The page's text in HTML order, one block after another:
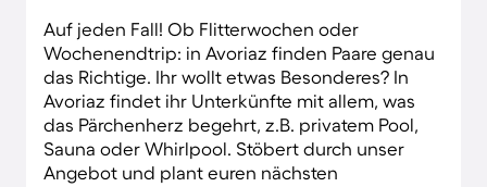
Auf jeden Fall! Ob Flitterwochen oder
Wochenendtrip: in Avoriaz finden Paare genau
das Richtige. Ihr wollt etwas Besonderes? In
Avoriaz findet ihr Unterkünfte mit allem, was
das Pärchenherz begehrt, z.B. privatem Pool,
Sauna oder Whirlpool. Stöbert durch unser
Angebot und plant euren nächsten